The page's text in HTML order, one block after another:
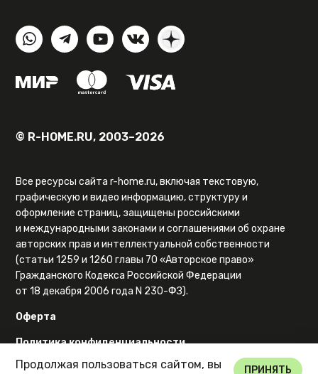
© R-HOME.RU, 2003–2026
Все ресурсы сайта r-home.ru, включая текстовую,
графическую и видео информацию, структуру и
оформление страниц, защищены российскими
и международными законами и соглашениями об охране
авторских прав и интеллектуальной собственности
(статьи 1259 и 1260 главы 70 «Авторское право»
Гражданского Кодекса Российской Федерации
от 18 декабря 2006 года N 230-ФЗ).
Оферта
Политика конфиденциальности
Карта сайта
Продолжая пользоваться сайтом, вы
ПРИНЯТЬ